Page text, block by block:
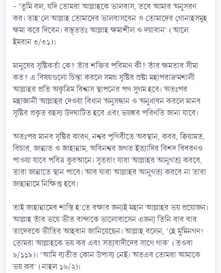
- ‘তুমি বল, যদি তোমরা আল্লাহকে ভালবাস, তবে আমার অনুসরণ
কর। তাহ’লে আল্লাহ তোমাদের ভালবাসবেন ও তোমাদের গোনাহসমূহ
ক্ষমা করে দিবেন। বস্ত্ততঃ আল্লাহ ক্ষমাশীল ও দয়াবান’ (আলে
ইমরান ৩/৩১)।
মানুষের সৃষ্টিকর্তা কে? তাঁর শক্তির পরিমাণ কী? তাঁর ক্ষমতার সীমা
কত? এ বিষয়গুলো চিন্তা করলে সমগ্র সৃষ্টির স্রষ্টা মহাপরাক্রমশালী
আল্লাহর প্রতি অকৃত্রিম বিশ্বাস স্থাপনের পথ সুগম হবে। অতঃপর
মহাজ্ঞানী আল্লাহর দেওয়া বিধান অনুসন্ধান ও অনুধাবন করলে মানব
সৃষ্টির প্রকৃত রহস্য উদঘাটিত হবে এবং ভয়ঙ্কর পরিণতি জানা যাবে।
অতঃপর মানব সৃষ্টির কারণ, নশ্বর পৃথিবীতে অবস্থান, কবর, ক্বিয়ামত,
বিচার, জান্নাত ও জাহান্নাম, অবিনশ্বর জগত ইত্যাদির বিশদ বিবরণও
পাওয়া যাবে পবিত্র কুরআনে। সুতরাং যারা আল্লাহর আনুগত্য করবে,
তারা জান্নাতে স্থান পাবে। আর যারা আল্লাহর আনুগত্য করবে না তারা
জাহান্নামে নিক্ষিপ্ত হবে।
তাই জাহান্নামের শাস্তি হ’তে রক্ষার জন্যই মহান আল্লাহর ভয় প্রয়োজন।
আল্লাহ তাঁর ভয়ে ভীত বান্দাকে ভালোবাসেন এজন্য তিনি বার বার
তাদেরকে ভীতির আহবান জানিয়েছেন। আল্লাহ বলেন, ‘হে মুমিনগণ!
তোমরা আল্লাহকে ভয় কর এবং সত্যবাদীদের সাথে থাক’ (তওবা
৯/১১৯)। ‘আমি ব্যতীত কোন উপাস্য নেই। অতএব তোমরা আমাকে
ভয় কর’ (নাহল ১৬/২)।